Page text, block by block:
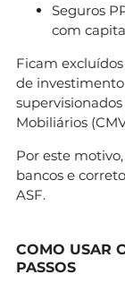
Seguros
com
Ficam
de
Mobiliários
Por este
bancos e
ASF.
COMO USAR
PASSOS